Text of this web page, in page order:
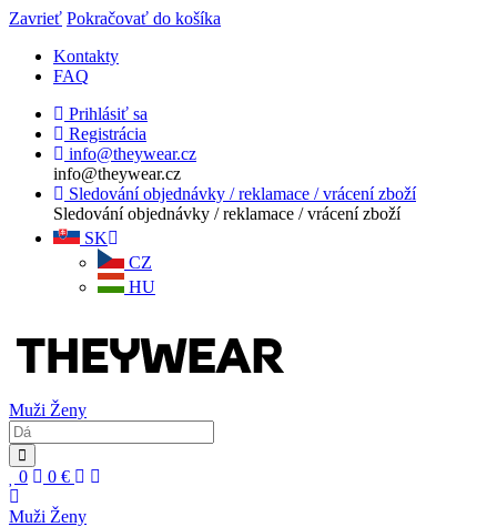
Zavrieť Pokračovať do košíka
Kontakty
FAQ
Prihlásiť sa
Registrácia
info@theywear.cz
info@theywear.cz
Sledování objednávky / reklamace / vrácení zboží
Sledování objednávky / reklamace / vrácení zboží
SK
CZ
HU
Muži Ženy
0 0 €
Muži Ženy